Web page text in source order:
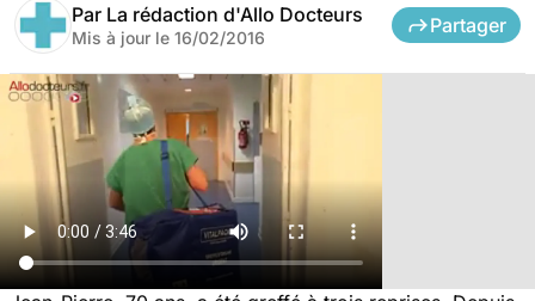
Par La rédaction d'Allo Docteurs
Mis à jour le 16/02/2016
Partager